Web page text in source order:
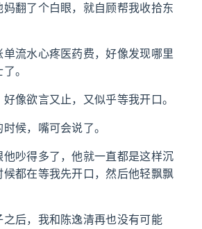
翻了个白眼，就自顾帮我收拾东
单流水心疼医药费，好像发现哪里
。
像欲言又止，又似乎等我开口。
候，嘴可会说了。
他吵得多了，他就一直都是这样沉
都在等我先开口，然后他轻飘飘
后，我和陈逸清再也没有可能